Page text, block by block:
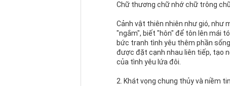
Chữ thương chữ nhớ chữ trông
Cảnh vật thiên nhiên như gió, như
"ngắm", biết "hôn" để tôn lên mái
bức tranh tình yêu thêm phần
được đặt cạnh nhau liên tiếp, tạo
của tình yêu lứa đôi.
2. Khát vọng chung thủy và niềm